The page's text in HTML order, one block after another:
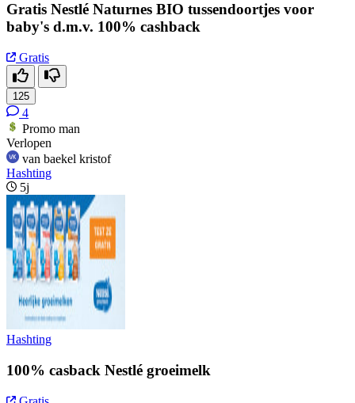
Gratis Nestlé Naturnes BIO tussendoortjes voor
baby's d.m.v. 100% cashback
Gratis
125
4
Promo man
Verlopen
van baekel kristof
Hashting
5j
Hashting
100% casback Nestlé groeimelk